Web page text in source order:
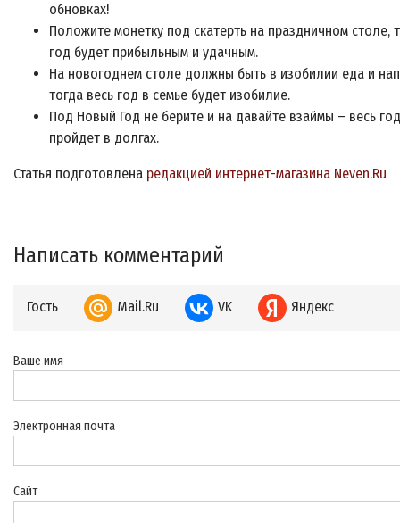
обновках!
Положите монетку под скатерть на праздничном столе,
год будет прибыльным и удачным.
На новогоднем столе должны быть в изобилии еда и
тогда весь год в семье будет изобилие.
Под Новый Год не берите и на давайте взаймы – весь год
пройдет в долгах.
Статья подготовлена редакцией интернет-магазина Neven.Ru
Написать комментарий
Гость Mail.Ru VK Яндекс
Ваше имя
Электронная почта
Сайт